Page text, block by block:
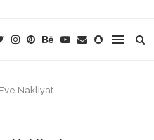
Nakliyat